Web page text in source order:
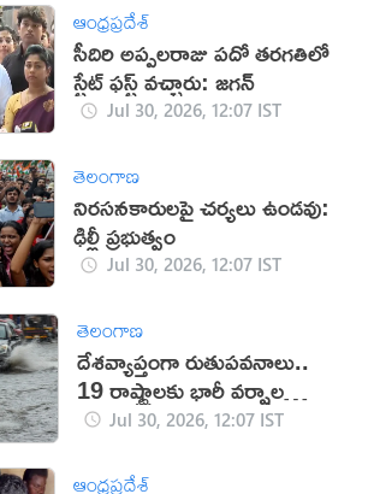
ఆంధ్రప్రదేశ్
సీదిరి అప్పలరాజు పదో తరగతిలో
స్టేట్ ఫస్ట్ వచ్చారు: జగన్
Jul 30, 2026, 12:07 IST
తెలంగాణ
నిరసనకారులపై చర్యలు ఉండవు:
ఢిల్లీ ప్రభుత్వం
Jul 30, 2026, 12:07 IST
తెలంగాణ
దేశవ్యాప్తంగా రుతుపవనాలు..
19 రాష్ట్రాలకు భారీ వర్షాల
హెచ్చరిక
Jul 30, 2026, 12:07 IST
ఆంధ్రప్రదేశ్